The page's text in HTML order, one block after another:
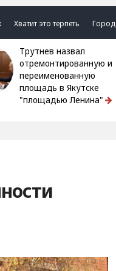
Хватит это терпеть Город
Трутнев назвал
отремонтированную и
переименованную
площадь в Якутске
"площадью Ленина"